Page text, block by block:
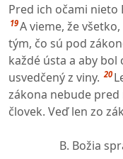
Pred ich očami nieto
19A vieme, že
tým, čo sú pod
každé ústa a aby bol
usvedčený z viny. 20
zákona nebude
človek. Veď len zo
B. Božia